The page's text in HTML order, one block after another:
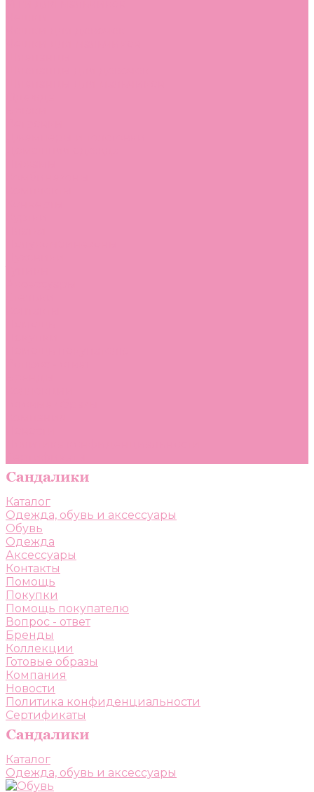
Каталог
Одежда, обувь и аксессуары
Обувь
Одежда
Аксессуары
Контакты
Помощь
Покупки
Помощь покупателю
Вопрос - ответ
Бренды
Коллекции
Готовые образы
Компания
Новости
Политика конфиденциальности
Сертификаты
Каталог
Одежда, обувь и аксессуары